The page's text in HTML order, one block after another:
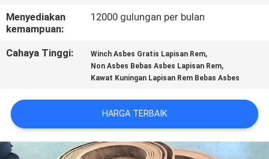
SITEMAP
PRIVACY
Menyediakan
kemampuan:
12000 gulungan per bulan
Cahaya Tinggi: Winch Asbes Gratis Lapisan Rem,
Non Asbes Bebas Asbes Lapisan Rem,
Kawat Kuningan Lapisan Rem Bebas Asbes
HARGA TERBAIK